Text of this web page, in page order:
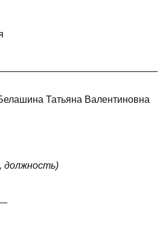
Татьяна Валентиновна
должность)